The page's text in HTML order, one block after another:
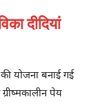
दीदियां
योजना बनाई गई
पेय